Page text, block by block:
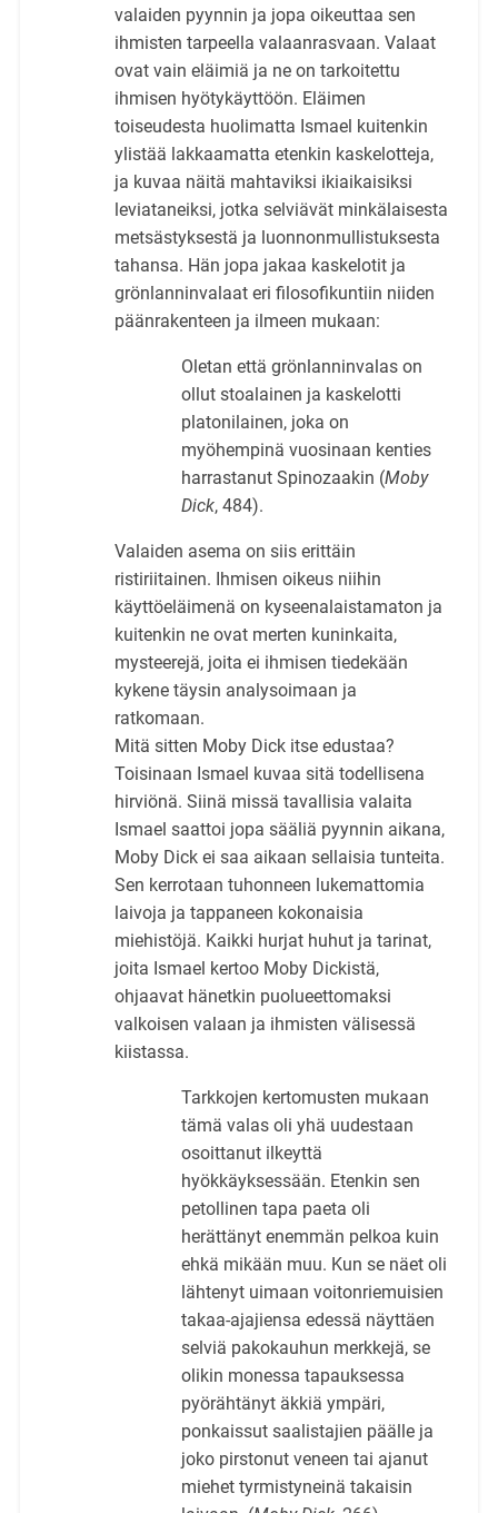
valaiden pyynnin ja jopa oikeuttaa sen
ihmisten tarpeella valaanrasvaan. Valaat
ovat vain eläimiä ja ne on tarkoitettu
ihmisen hyötykäyttöön. Eläimen
toiseudesta huolimatta Ismael kuitenkin
ylistää lakkaamatta etenkin kaskelotteja,
ja kuvaa näitä mahtaviksi ikiaikaisiksi
leviataneiksi, jotka selviävät minkälaisesta
metsästyksestä ja luonnonmullistuksesta
tahansa. Hän jopa jakaa kaskelotit ja
grönlanninvalaat eri filosofikuntiin niiden
päänrakenteen ja ilmeen mukaan:
Oletan että grönlanninvalas on
ollut stoalainen ja kaskelotti
platonilainen, joka on
myöhempinä vuosinaan kenties
harrastanut Spinozaakin (Moby
Dick, 484).
Valaiden asema on siis erittäin
ristiriitainen. Ihmisen oikeus niihin
käyttöeläimenä on kyseenalaistamaton ja
kuitenkin ne ovat merten kuninkaita,
mysteerejä, joita ei ihmisen tiedekään
kykene täysin analysoimaan ja
ratkomaan.
Mitä sitten Moby Dick itse edustaa?
Toisinaan Ismael kuvaa sitä todellisena
hirviönä. Siinä missä tavallisia valaita
Ismael saattoi jopa sääliä pyynnin aikana,
Moby Dick ei saa aikaan sellaisia tunteita.
Sen kerrotaan tuhonneen lukemattomia
laivoja ja tappaneen kokonaisia
miehistöjä. Kaikki hurjat huhut ja tarinat,
joita Ismael kertoo Moby Dickistä,
ohjaavat hänetkin puolueettomaksi
valkoisen valaan ja ihmisten välisessä
kiistassa.
Tarkkojen kertomusten mukaan
tämä valas oli yhä uudestaan
osoittanut ilkeyttä
hyökkäyksessään. Etenkin sen
petollinen tapa paeta oli
herättänyt enemmän pelkoa kuin
ehkä mikään muu. Kun se näet oli
lähtenyt uimaan voitonriemuisien
takaa-ajajiensa edessä näyttäen
selviä pakokauhun merkkejä, se
olikin monessa tapauksessa
pyörähtänyt äkkiä ympäri,
ponkaissut saalistajien päälle ja
joko pirstonut veneen tai ajanut
miehet tyrmistyneinä takaisin